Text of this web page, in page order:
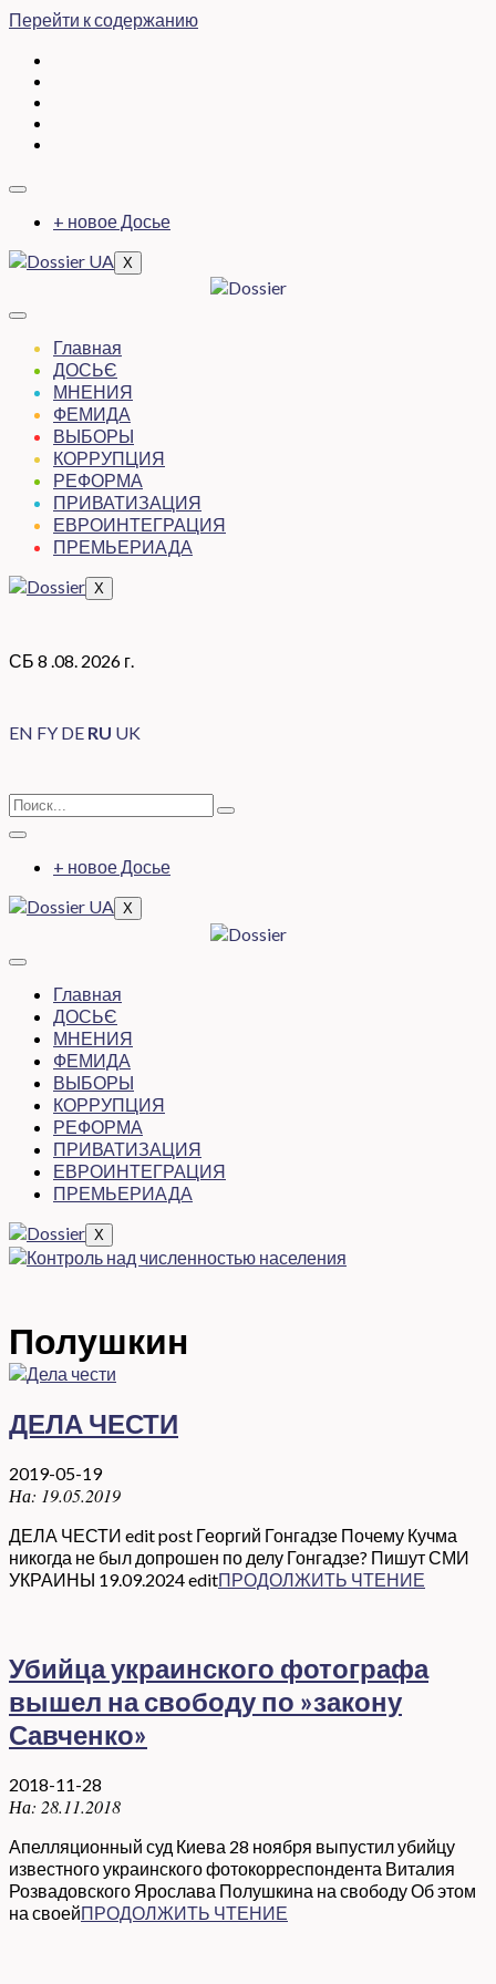
Перейти к содержанию
+ новое Досье
X
Главная
ДОСЬЄ
МНЕНИЯ
ФЕМИДА
ВЫБОРЫ
КОРРУПЦИЯ
РЕФОРМА
ПРИВАТИЗАЦИЯ
ЕВРОИНТЕГРАЦИЯ
ПРЕМЬЕРИАДА
X
СБ 8 .08. 2026 г.
EN FY DE RU UK
+ новое Досье
X
Главная
ДОСЬЄ
МНЕНИЯ
ФЕМИДА
ВЫБОРЫ
КОРРУПЦИЯ
РЕФОРМА
ПРИВАТИЗАЦИЯ
ЕВРОИНТЕГРАЦИЯ
ПРЕМЬЕРИАДА
X
Полушкин
ДЕЛА ЧЕСТИ
2019-05-19
На: 19.05.2019
ДЕЛА ЧЕСТИ edit post Георгий Гонгадзе Почему Кучма
никогда не был допрошен по делу Гонгадзе? Пишут СМИ
УКРАИНЫ 19.09.2024 editПРОДОЛЖИТЬ ЧТЕНИЕ
Убийца украинского фотографа
вышел на свободу по »закону
Савченко»
2018-11-28
На: 28.11.2018
Апелляционный суд Киева 28 ноября выпустил убийцу
известного украинского фотокорреспондента Виталия
Розвадовского Ярослава Полушкина на свободу Об этом
на своейПРОДОЛЖИТЬ ЧТЕНИЕ